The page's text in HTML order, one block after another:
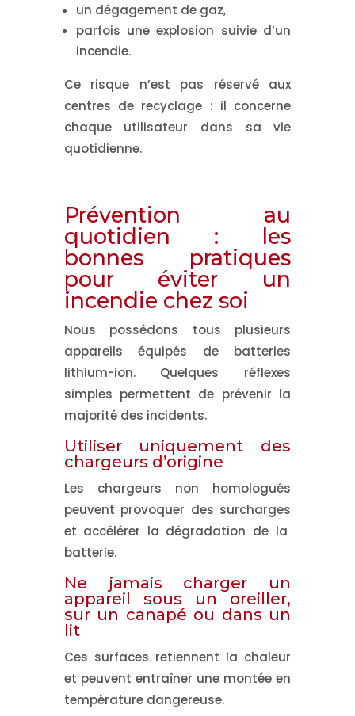
un dégagement de gaz,
parfois une explosion suivie d’un
incendie.
Ce risque n’est pas réservé aux
centres de recyclage : il concerne
chaque utilisateur dans sa vie
quotidienne.
Prévention au
quotidien : les
bonnes pratiques
pour éviter un
incendie chez soi
Nous possédons tous plusieurs
appareils équipés de batteries
lithium-ion. Quelques réflexes
simples permettent de prévenir la
majorité des incidents.
Utiliser uniquement des
chargeurs d’origine
Les chargeurs non homologués
peuvent provoquer des surcharges
et accélérer la dégradation de la
batterie.
Ne jamais charger un
appareil sous un oreiller,
sur un canapé ou dans un
lit
Ces surfaces retiennent la chaleur
et peuvent entraîner une montée en
température dangereuse.